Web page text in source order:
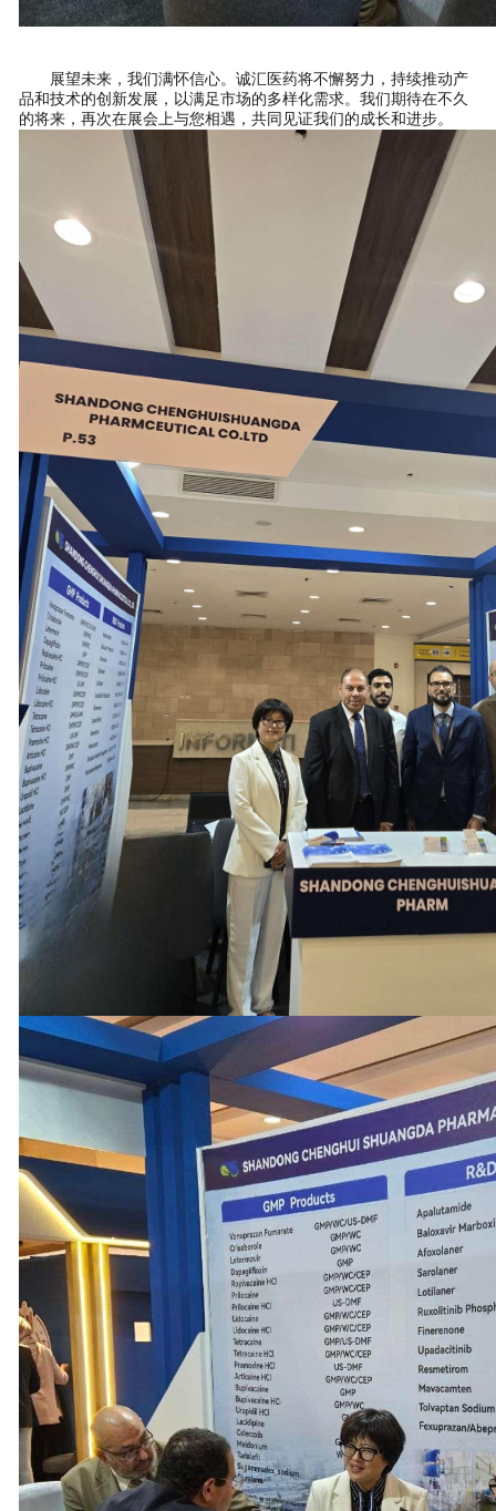
展望未来，我们满怀信心。诚汇医药将不懈努力，持续推动产
品和技术的创新发展，以满足市场的多样化需求。我们期待在不久
的将来，再次在展会上与您相遇，共同见证我们的成长和进步。